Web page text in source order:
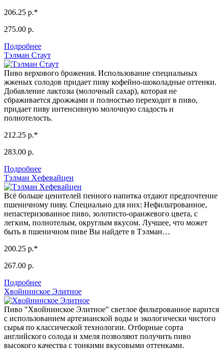
206.25 р.*
275.00 р.
Подробнее
Тэлман Стаут
Пиво верхового брожения. Использование специальных
жженых солодов придает пиву кофейно-шоколадные оттенки.
Добавление лактозы (молочный сахар), которая не
сбраживается дрожжами и полностью переходит в пиво,
придает пиву интенсивную молочную сладость и
полнотелость.
212.25 р.*
283.00 р.
Подробнее
Тэлман Хефевайцен
Всё больше ценителей пенного напитка отдают предпочтение
пшеничному пиву. Специально для них: Нефильтрованное,
непастеризованное пиво, золотисто-оранжевого цвета, с
легким, полнотелым, округлым вкусом. Лучшее, что может
быть в пшеничном пиве Вы найдете в Тэлман…
200.25 р.*
267.00 р.
Подробнее
Хвойнинское Элитное
Пиво "Хвойнинское Элитное" светлое фильтрованное варится
с использованием артезианской воды и экологически чистого
сырья по классической технологии. Отборные сорта
английского солода и хмеля позволяют получить пиво
высокого качества с тонкими вкусовыми оттенками.